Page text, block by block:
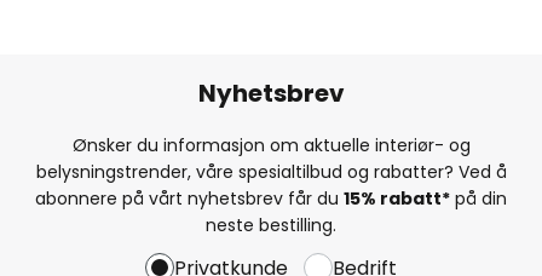
Nyhetsbrev
Ønsker du informasjon om aktuelle interiør- og
belysningstrender, våre spesialtilbud og rabatter? Ved å
abonnere på vårt nyhetsbrev får du 15% rabatt* på din
neste bestilling.
Privatkunde Bedrift